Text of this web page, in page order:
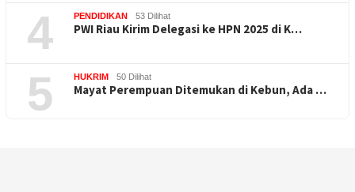
4 PENDIDIKAN 53 Dilihat
PWI Riau Kirim Delegasi ke HPN 2025 di K…
5 HUKRIM 50 Dilihat
Mayat Perempuan Ditemukan di Kebun, Ada …